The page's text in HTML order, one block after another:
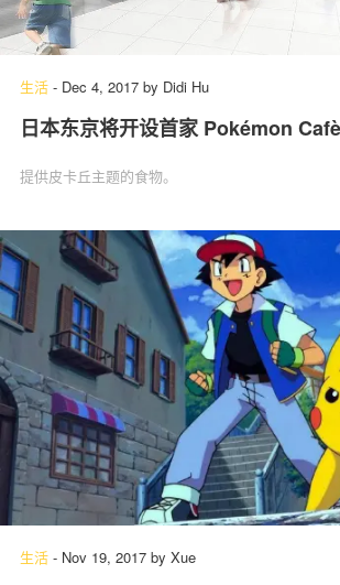
生活 - Dec 4, 2017 by Didi Hu
日本东京将开设首家 Pokémon Cafè
提供皮卡丘主题的食物。
生活 - Nov 19, 2017 by Xue